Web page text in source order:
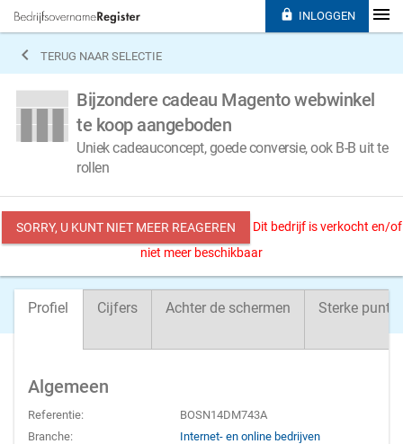
 TERUG NAAR SELECTIE
Bijzondere cadeau Magento webwinkel
te koop aangeboden
Uniek cadeauconcept, goede conversie, ook B-B uit te
rollen
SORRY, U KUNT NIET MEER REAGEREN
Dit bedrijf is verkocht en/of
niet meer beschikbaar
Profiel Cijfers Achter de schermen Sterke
Algemeen
Referentie:
BOSN14DM743A
Branche:
Internet- en online bedrijven
 INLOGGEN